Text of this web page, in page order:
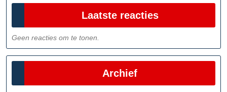
Laatste reacties
Geen reacties om te tonen.
Archief